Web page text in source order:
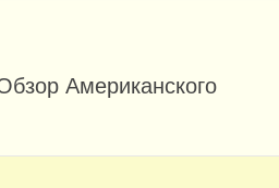
Американского